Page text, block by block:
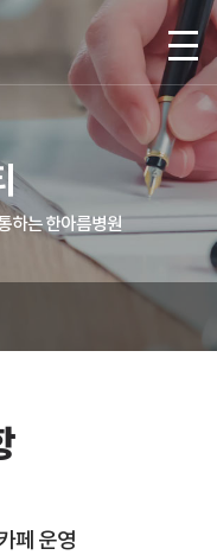
하는 한아름병원
페 운영